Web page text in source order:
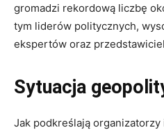
gromadzi rekordową liczbę
tym liderów politycznych,
ekspertów oraz
Sytuacja
Jak podkreślają